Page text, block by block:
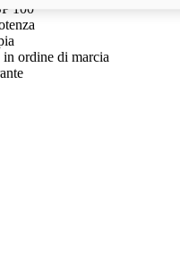
100
in ordine di marcia